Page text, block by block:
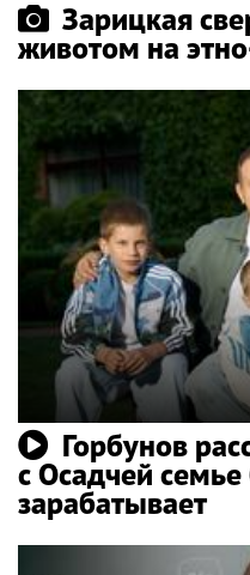
Зарицкая
животом на
Горбунов
с Осадчей
зарабатывает